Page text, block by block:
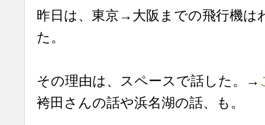
昨日は、東京→大阪までの飛行機は
た。
その理由は、スペースで話した。→
袴田さんの話や浜名湖の話、も。